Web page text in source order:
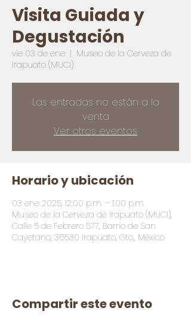
Visita Guiada y
Degustación
vie 03 de ene
  |
Museo de la Cerveza de
Irapuato (MUCI)
Las entradas no están a la
venta
Ver otros eventos
Horario y ubicación
03 ene 2025, 12:00 p.m. – 1:00 p.m.
Museo de la Cerveza de Irapuato (MUCI),
Calle 5 de Febrero 577, Barrio de San
Cayetano, 36530 Irapuato, Gto., México
Compartir este evento